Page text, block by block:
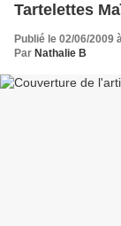
Tartelettes
Publié le 02/06/2009
Par Nathalie B